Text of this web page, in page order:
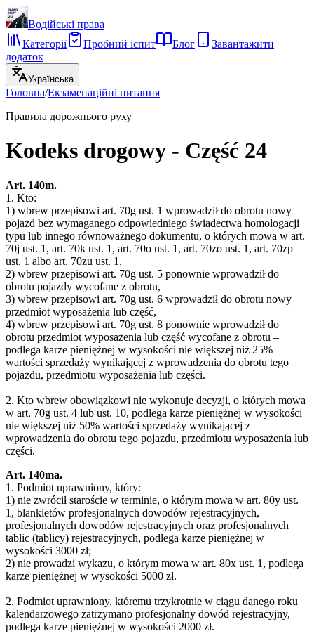
Водійські права
Категорії
Пробний іспит Блог
Завантажити
додаток
Українська
Головна/Екзаменаційні питання
Правила дорожнього руху
Kodeks drogowy - Część 24
Art. 140m.
1. Kto:
1) wbrew przepisowi art. 70g ust. 1 wprowadził do obrotu nowy
pojazd bez wymaganego odpowiedniego świadectwa homologacji
typu lub innego równoważnego dokumentu, o których mowa w art.
70j ust. 1, art. 70k ust. 1, art. 70o ust. 1, art. 70zo ust. 1, art. 70zp
ust. 1 albo art. 70zu ust. 1,
2) wbrew przepisowi art. 70g ust. 5 ponownie wprowadził do
obrotu pojazdy wycofane z obrotu,
3) wbrew przepisowi art. 70g ust. 6 wprowadził do obrotu nowy
przedmiot wyposażenia lub część,
4) wbrew przepisowi art. 70g ust. 8 ponownie wprowadził do
obrotu przedmiot wyposażenia lub część wycofane z obrotu –
podlega karze pieniężnej w wysokości nie większej niż 25%
wartości sprzedaży wynikającej z wprowadzenia do obrotu tego
pojazdu, przedmiotu wyposażenia lub części.
2. Kto wbrew obowiązkowi nie wykonuje decyzji, o których mowa
w art. 70g ust. 4 lub ust. 10, podlega karze pieniężnej w wysokości
nie większej niż 50% wartości sprzedaży wynikającej z
wprowadzenia do obrotu tego pojazdu, przedmiotu wyposażenia lub
części.
Art. 140ma.
1. Podmiot uprawniony, który:
1) nie zwrócił staroście w terminie, o którym mowa w art. 80y ust.
1, blankietów profesjonalnych dowodów rejestracyjnych,
profesjonalnych dowodów rejestracyjnych oraz profesjonalnych
tablic (tablicy) rejestracyjnych, podlega karze pieniężnej w
wysokości 3000 zł;
2) nie prowadzi wykazu, o którym mowa w art. 80x ust. 1, podlega
karze pieniężnej w wysokości 5000 zł.
2. Podmiot uprawniony, któremu trzykrotnie w ciągu danego roku
kalendarzowego zatrzymano profesjonalny dowód rejestracyjny,
podlega karze pieniężnej w wysokości 2000 zł.